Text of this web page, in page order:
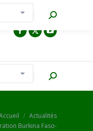
Recherche
Actualités
Burkina Faso-
Recherche